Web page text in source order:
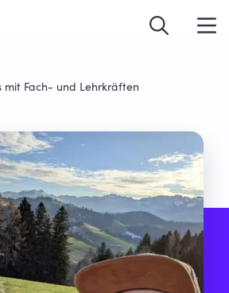
mit Fach- und Lehrkräften